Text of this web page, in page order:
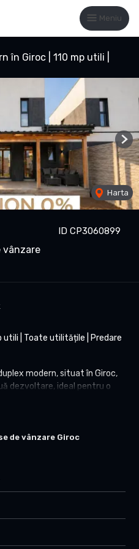
Meniu
în Giroc | 110 mp utili |
ID CP3060899
vânzare
Harta
de vânzare Giroc
utili | Toate utilitățile | Predare
modern, situat în Giroc,
dezvoltare, ideal pentru o
la detalii și beneficiază de